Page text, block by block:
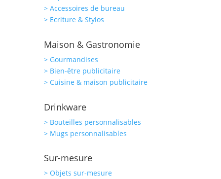
> Accessoires de bureau
> Ecriture & Stylos
Maison & Gastronomie
> Gourmandises
> Bien-être publicitaire
> Cuisine & maison publicitaire
Drinkware
> Bouteilles personnalisables
> Mugs personnalisables
Sur-mesure
> Objets sur-mesure